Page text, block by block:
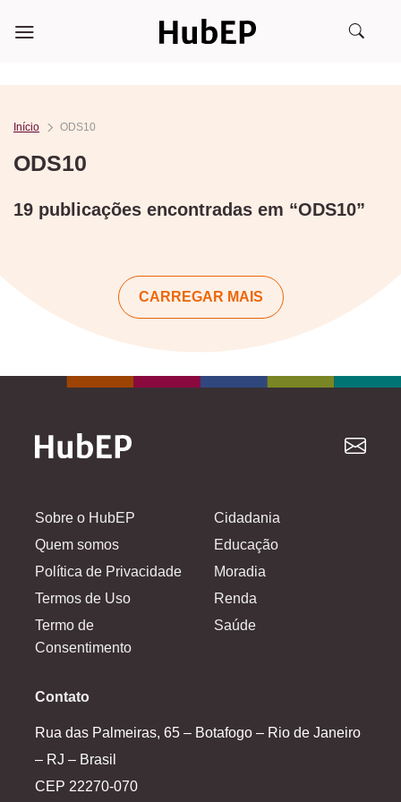
Início ODS10
ODS10
19 publicações encontradas em “ODS10”
CARREGAR MAIS
Sobre o HubEP
Quem somos
Política de Privacidade
Termos de Uso
Termo de
Consentimento
Cidadania
Educação
Moradia
Renda
Saúde
Contato
Rua das Palmeiras, 65 – Botafogo – Rio de Janeiro
– RJ – Brasil
CEP 22270-070